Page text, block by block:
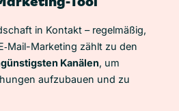
in Kontakt – regelmäßig,
Marketing zählt zu den
Kanälen, um
aufzubauen und zu